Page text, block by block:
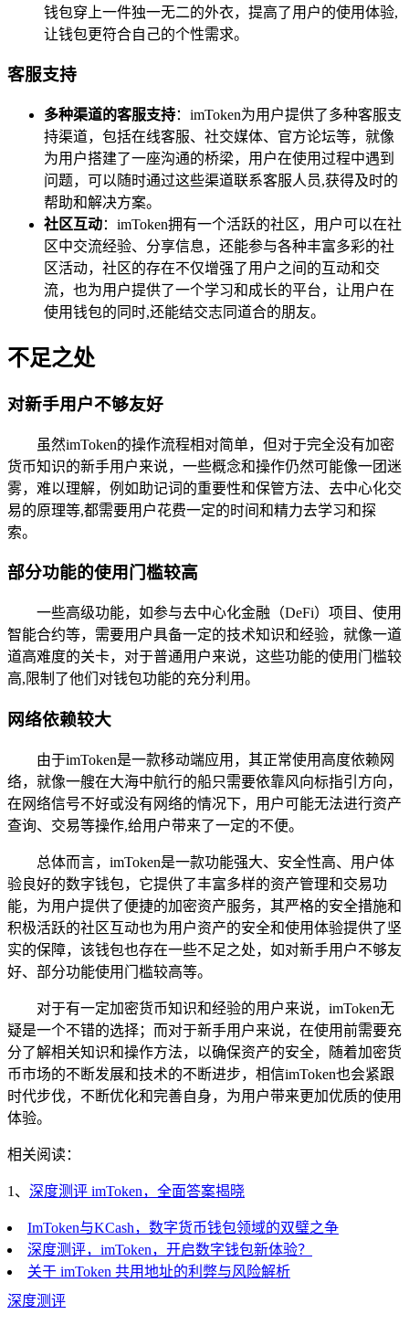
钱包穿上一件独一无二的外衣，提高了用户的使用体验,
让钱包更符合自己的个性需求。
客服支持
多种渠道的客服支持：imToken为用户提供了多种客服支
持渠道，包括在线客服、社交媒体、官方论坛等，就像
为用户搭建了一座沟通的桥梁，用户在使用过程中遇到
问题，可以随时通过这些渠道联系客服人员,获得及时的
帮助和解决方案。
社区互动：imToken拥有一个活跃的社区，用户可以在社
区中交流经验、分享信息，还能参与各种丰富多彩的社
区活动，社区的存在不仅增强了用户之间的互动和交
流，也为用户提供了一个学习和成长的平台，让用户在
使用钱包的同时,还能结交志同道合的朋友。
不足之处
对新手用户不够友好
虽然imToken的操作流程相对简单，但对于完全没有加密
货币知识的新手用户来说，一些概念和操作仍然可能像一团迷
雾，难以理解，例如助记词的重要性和保管方法、去中心化交
易的原理等,都需要用户花费一定的时间和精力去学习和探
索。
部分功能的使用门槛较高
一些高级功能，如参与去中心化金融（DeFi）项目、使用
智能合约等，需要用户具备一定的技术知识和经验，就像一道
道高难度的关卡，对于普通用户来说，这些功能的使用门槛较
高,限制了他们对钱包功能的充分利用。
网络依赖较大
由于imToken是一款移动端应用，其正常使用高度依赖网
络，就像一艘在大海中航行的船只需要依靠风向标指引方向，
在网络信号不好或没有网络的情况下，用户可能无法进行资产
查询、交易等操作,给用户带来了一定的不便。
总体而言，imToken是一款功能强大、安全性高、用户体
验良好的数字钱包，它提供了丰富多样的资产管理和交易功
能，为用户提供了便捷的加密资产服务，其严格的安全措施和
积极活跃的社区互动也为用户资产的安全和使用体验提供了坚
实的保障，该钱包也存在一些不足之处，如对新手用户不够友
好、部分功能使用门槛较高等。
对于有一定加密货币知识和经验的用户来说，imToken无
疑是一个不错的选择；而对于新手用户来说，在使用前需要充
分了解相关知识和操作方法，以确保资产的安全，随着加密货
币市场的不断发展和技术的不断进步，相信imToken也会紧跟
时代步伐，不断优化和完善自身，为用户带来更加优质的使用
体验。
相关阅读：
1、 深度测评 imToken，全面答案揭晓
ImToken与KCash，数字货币钱包领域的双璧之争
深度测评，imToken，开启数字钱包新体验？
关于 imToken 共用地址的利弊与风险解析
深度测评